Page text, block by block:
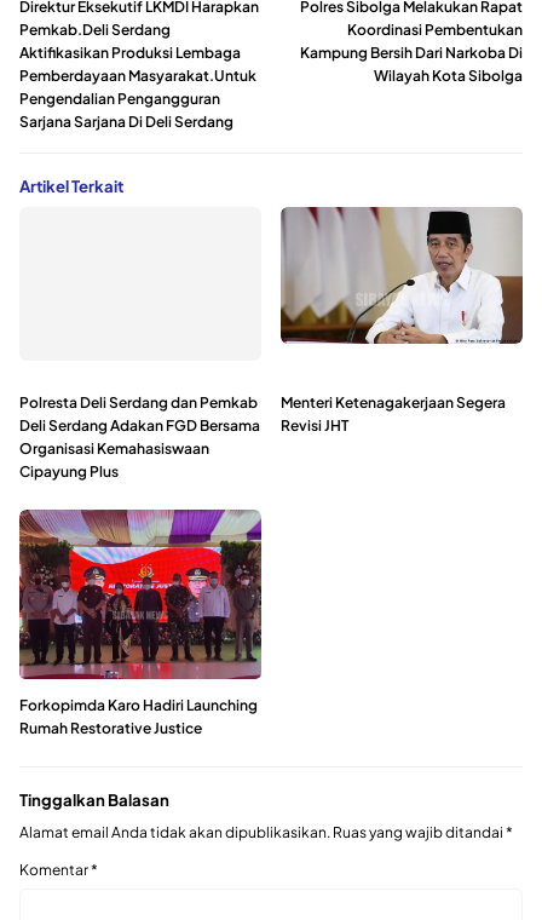
Direktur Eksekutif LKMDI Harapkan
Pemkab.Deli Serdang
Aktifikasikan Produksi Lembaga
Pemberdayaan Masyarakat.Untuk
Pengendalian Pengangguran
Sarjana Sarjana Di Deli Serdang
Polres Sibolga Melakukan Rapat
Koordinasi Pembentukan
Kampung Bersih Dari Narkoba Di
Wilayah Kota Sibolga
Artikel Terkait
Polresta Deli Serdang dan Pemkab
Deli Serdang Adakan FGD Bersama
Organisasi Kemahasiswaan
Cipayung Plus
Menteri Ketenagakerjaan Segera
Revisi JHT
Forkopimda Karo Hadiri Launching
Rumah Restorative Justice
Tinggalkan Balasan
Alamat email Anda tidak akan dipublikasikan. Ruas yang wajib ditandai *
Komentar*